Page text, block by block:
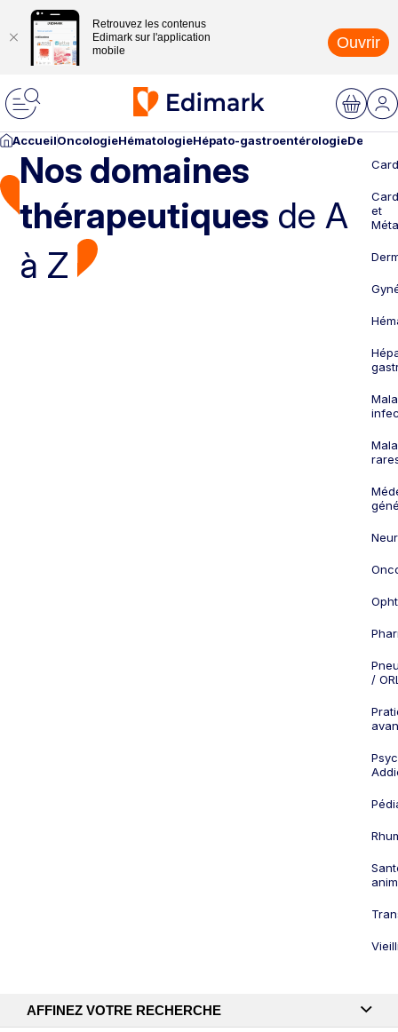
Retrouvez les contenus
Edimark sur l'application
mobile
Ouvrir
AccueilOncologieHématologieHépato-gastroentérologie
Nos domaines
thérapeutiques de A
à Z
et
/
AFFINEZ VOTRE RECHERCHE